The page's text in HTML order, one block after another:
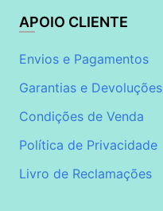
APOIO CLIENTE
Envios e Pagamentos
Garantias e Devoluções
Condições de Venda
Política de Privacidade
Livro de Reclamações